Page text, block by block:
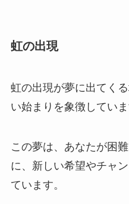
虹の出現
虹の出現が夢に出てく
い始まりを象徴していま
この夢は、あなたが困
に、新しい希望やチャ
ています。